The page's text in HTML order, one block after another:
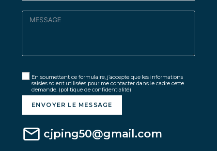
En soumettant ce formulaire, j’accepte que les informations
saisies soient utilisées pour me contacter dans le cadre cette
demande. (politique de confidentialité)
ENVOYER LE MESSAGE
cjping50@gmail.com